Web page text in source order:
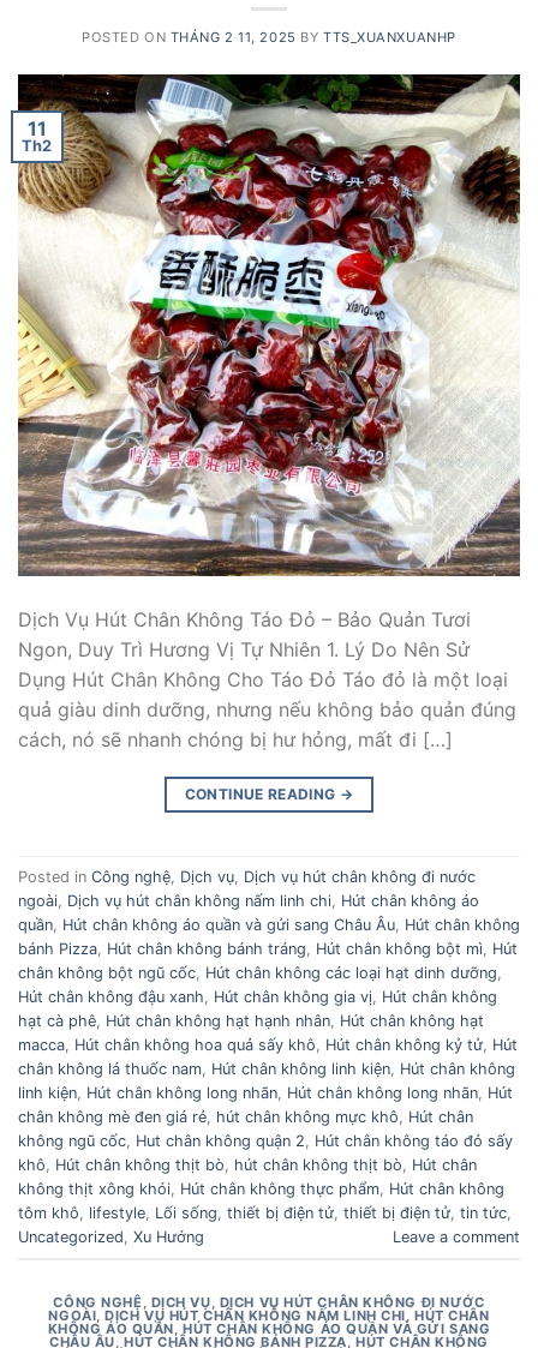
POSTED ON THÁNG 2 11, 2025 BY TTS_XUANXUANHP
11
Th2
Dịch Vụ Hút Chân Không Táo Đỏ – Bảo Quản Tươi
Ngon, Duy Trì Hương Vị Tự Nhiên 1. Lý Do Nên Sử
Dụng Hút Chân Không Cho Táo Đỏ Táo đỏ là một loại
quả giàu dinh dưỡng, nhưng nếu không bảo quản đúng
cách, nó sẽ nhanh chóng bị hư hỏng, mất đi […]
CONTINUE READING →
Posted in Công nghệ Dịch vụ Dịch vụ hút chân không đi nước
ngoài Dịch vụ hút chân không nấm linh chi Hút chân không áo
quần Hút chân không áo quần và gửi sang Châu Âu Hút chân không
bánh Pizza Hút chân không bánh tráng Hút chân không bột mì
Hút
chân không bột ngũ cốc Hút chân không các loại hạt dinh dưỡng
Hút chân không đậu xanh
Hút chân không gia vị Hút chân không
hạt cà phê Hút chân không hạt hạnh nhân Hút chân không hạt
macca Hút chân không hoa quả sấy khô Hút chân không kỷ tử Hút
chân không lá thuốc nam Hút chân không linh kiện Hút chân không
linh kiện Hút chân không long nhãn Hút chân không long nhãn Hút
chân không mè đen giá rẻ hút chân không mực khô
Hút chân
không ngũ cốc Hut chân không quận 2
Hút chân không táo đỏ sấy
khô
Hút chân không thịt bò hút chân không thịt bò
Hút chân
không thịt xông khói Hút chân không thực phẩm Hút chân không
tôm khô
lifestyle Lối sống thiết bị điện tử thiết bị điện tử tin tức
Uncategorized Xu Hướng Leave a comment
CÔNG NGHỆ, DỊCH VỤ, DỊCH VỤ HÚT CHÂN KHÔNG ĐI NƯỚC
NGOÀI,DỊCH VỤ HÚT CHÂN KHÔNG NẤM LINH CHI,HÚT CHÂN
KHÔNG ÁO QUẦN,HÚT CHÂN KHÔNG ÁO QUẦN VÀ GỬI SANG
CHÂU ÂU,HÚT CHÂN KHÔNG BÁNH PIZZA,HÚT CHÂN KHÔNG